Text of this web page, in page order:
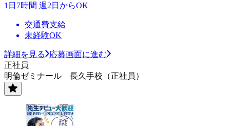
1日7時間 週2日からOK
交通費支給
未経験OK
詳細を見る
応募画面に進む
正社員
明倫ゼミナール 長久手校（正社員）